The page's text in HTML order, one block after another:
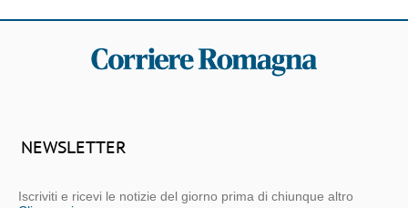
NEWSLETTER
Iscriviti e ricevi le notizie del giorno prima di chiunque altro